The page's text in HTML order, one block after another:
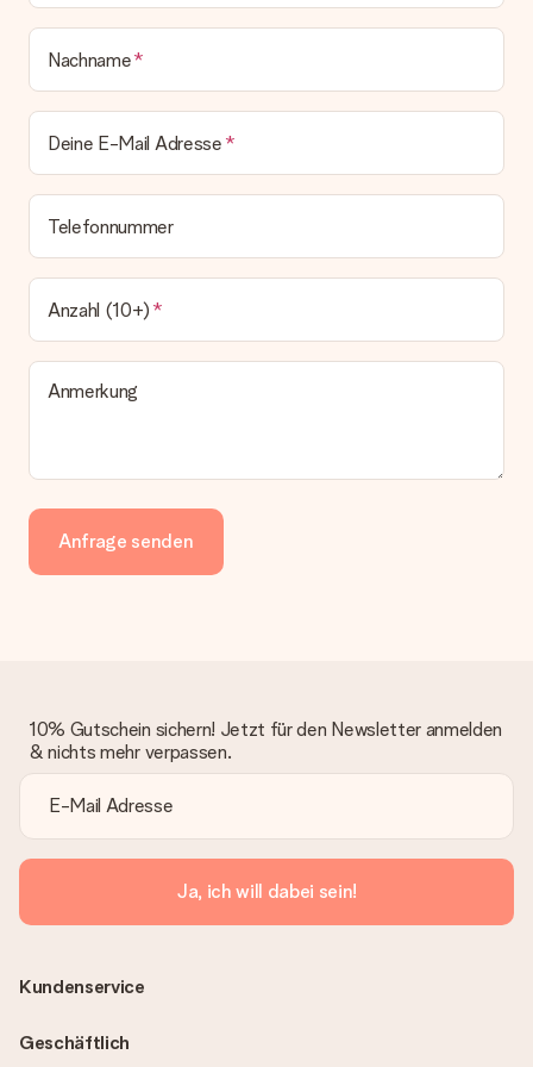
Nachname
Deine E-Mail Adresse
Telefonnummer
Anzahl (10+)
Anmerkung
Anfrage senden
10% Gutschein sichern! Jetzt für den Newsletter anmelden
& nichts mehr verpassen.
Ja, ich will dabei sein!
Kundenservice
Geschäftlich